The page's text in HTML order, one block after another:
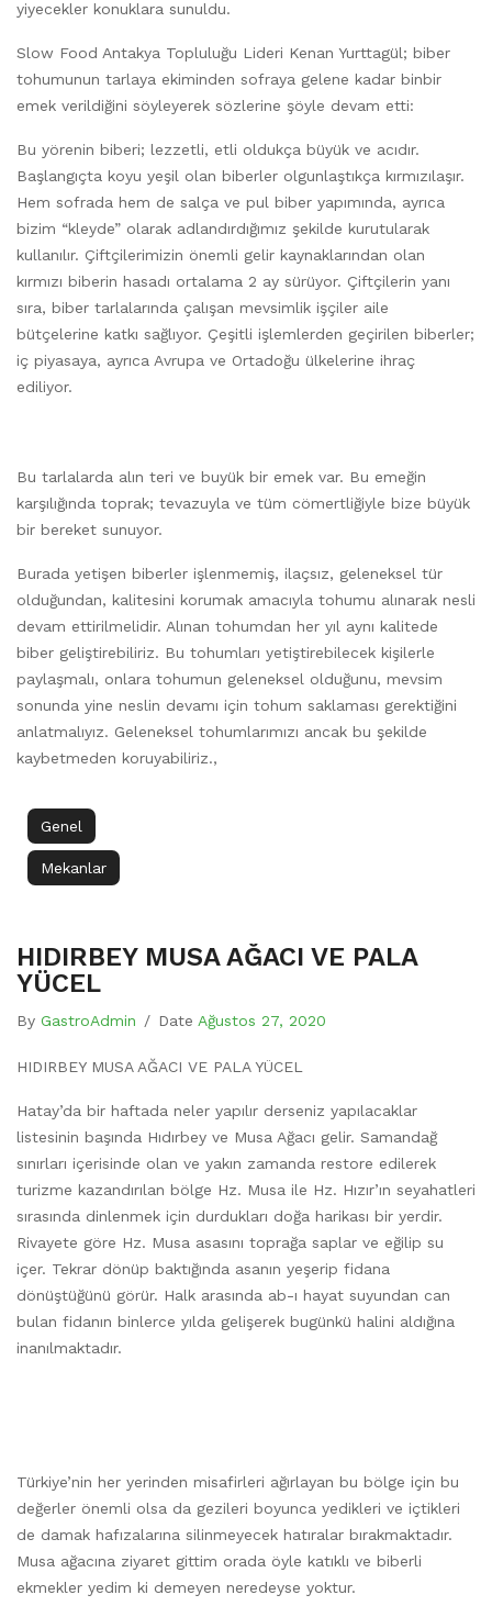
yiyecekler konuklara sunuldu.
Slow Food Antakya Topluluğu Lideri Kenan Yurttagül; biber
tohumunun tarlaya ekiminden sofraya gelene kadar binbir
emek verildiğini söyleyerek sözlerine şöyle devam etti:
Bu yörenin biberi; lezzetli, etli oldukça büyük ve acıdır.
Başlangıçta koyu yeşil olan biberler olgunlaştıkça kırmızılaşır.
Hem sofrada hem de salça ve pul biber yapımında, ayrıca
bizim “kleyde” olarak adlandırdığımız şekilde kurutularak
kullanılır. Çiftçilerimizin önemli gelir kaynaklarından olan
kırmızı biberin hasadı ortalama 2 ay sürüyor. Çiftçilerin yanı
sıra, biber tarlalarında çalışan mevsimlik işçiler aile
bütçelerine katkı sağlıyor. Çeşitli işlemlerden geçirilen biberler;
iç piyasaya, ayrıca Avrupa ve Ortadoğu ülkelerine ihraç
ediliyor.
Bu tarlalarda alın teri ve buyük bir emek var. Bu emeğin
karşılığında toprak; tevazuyla ve tüm cömertliğiyle bize büyük
bir bereket sunuyor.
Burada yetişen biberler işlenmemiş, ilaçsız, geleneksel tür
olduğundan, kalitesini korumak amacıyla tohumu alınarak nesli
devam ettirilmelidir. Alınan tohumdan her yıl aynı kalitede
biber geliştirebiliriz. Bu tohumları yetiştirebilecek kişilerle
paylaşmalı, onlara tohumun geleneksel olduğunu, mevsim
sonunda yine neslin devamı için tohum saklaması gerektiğini
anlatmalıyız. Geleneksel tohumlarımızı ancak bu şekilde
kaybetmeden koruyabiliriz.,
Genel
Mekanlar
HIDIRBEY MUSA AĞACI VE PALA
YÜCEL
By GastroAdmin / Date Ağustos 27, 2020
HIDIRBEY MUSA AĞACI VE PALA YÜCEL
Hatay’da bir haftada neler yapılır derseniz yapılacaklar
listesinin başında Hıdırbey ve Musa Ağacı gelir. Samandağ
sınırları içerisinde olan ve yakın zamanda restore edilerek
turizme kazandırılan bölge Hz. Musa ile Hz. Hızır’ın seyahatleri
sırasında dinlenmek için durdukları doğa harikası bir yerdir.
Rivayete göre Hz. Musa asasını toprağa saplar ve eğilip su
içer. Tekrar dönüp baktığında asanın yeşerip fidana
dönüştüğünü görür. Halk arasında ab-ı hayat suyundan can
bulan fidanın binlerce yılda gelişerek bugünkü halini aldığına
inanılmaktadır.
Türkiye’nin her yerinden misafirleri ağırlayan bu bölge için bu
değerler önemli olsa da gezileri boyunca yedikleri ve içtikleri
de damak hafızalarına silinmeyecek hatıralar bırakmaktadır.
Musa ağacına ziyaret gittim orada öyle katıklı ve biberli
ekmekler yedim ki demeyen neredeyse yoktur.